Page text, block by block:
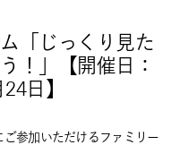
「じっくり見た
！」【開催日：
日】
参加いただけるファミリー